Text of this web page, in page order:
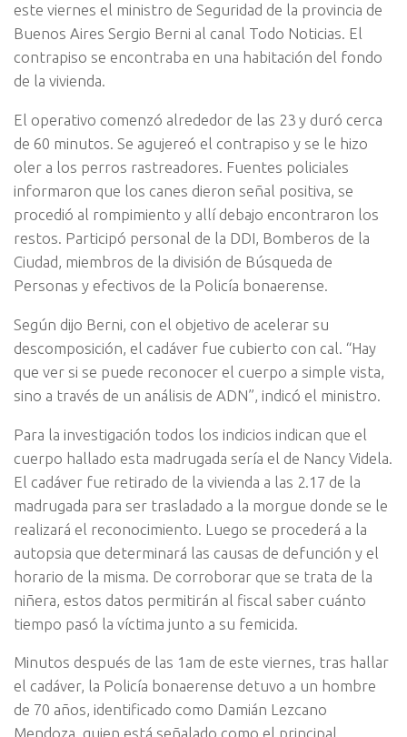
este viernes el ministro de Seguridad de la provincia de
Buenos Aires Sergio Berni al canal Todo Noticias. El
contrapiso se encontraba en una habitación del fondo
de la vivienda.
El operativo comenzó alrededor de las 23 y duró cerca
de 60 minutos. Se agujereó el contrapiso y se le hizo
oler a los perros rastreadores. Fuentes policiales
informaron que los canes dieron señal positiva, se
procedió al rompimiento y allí debajo encontraron los
restos. Participó personal de la DDI, Bomberos de la
Ciudad, miembros de la división de Búsqueda de
Personas y efectivos de la Policía bonaerense.
Según dijo Berni, con el objetivo de acelerar su
descomposición, el cadáver fue cubierto con cal. “Hay
que ver si se puede reconocer el cuerpo a simple vista,
sino a través de un análisis de ADN”, indicó el ministro.
Para la investigación todos los indicios indican que el
cuerpo hallado esta madrugada sería el de Nancy Videla.
El cadáver fue retirado de la vivienda a las 2.17 de la
madrugada para ser trasladado a la morgue donde se le
realizará el reconocimiento. Luego se procederá a la
autopsia que determinará las causas de defunción y el
horario de la misma. De corroborar que se trata de la
niñera, estos datos permitirán al fiscal saber cuánto
tiempo pasó la víctima junto a su femicida.
Minutos después de las 1am de este viernes, tras hallar
el cadáver, la Policía bonaerense detuvo a un hombre
de 70 años, identificado como Damián Lezcano
Mendoza, quien está señalado como el principal